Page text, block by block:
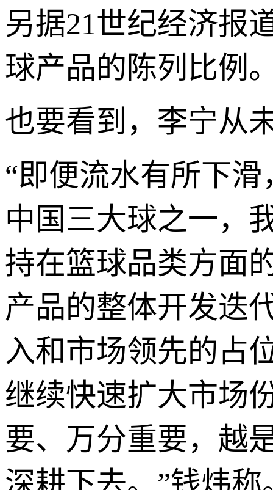
另据21世纪经济报
球产品的陈列比例
也要看到，李宁从
“即便流水有所下
中国三大球之一，
持在篮球品类方面
产品的整体开发迭
入和市场领先的占
继续快速扩大市场
要、万分重要，越